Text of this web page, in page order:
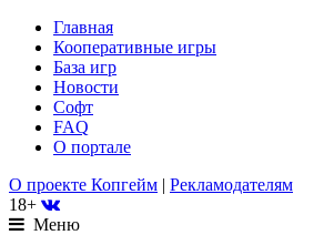
Главная
Кооперативные игры
База игр
Новости
Софт
FAQ
О портале
О проекте Копгейм | Рекламодателям
18+
Меню